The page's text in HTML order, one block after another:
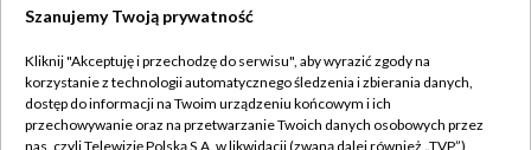
TVP
Abonament TVP
Regulamin TVP
Szanujemy Twoją prywatność
Kliknij "Akceptuję i przechodzę do serwisu", aby wyrazić zgody na
korzystanie z technologii automatycznego śledzenia i zbierania danych,
dostęp do informacji na Twoim urządzeniu końcowym i ich
przechowywanie oraz na przetwarzanie Twoich danych osobowych przez
nas, czyli Telewizję Polską S.A. w likwidacji (zwaną dalej również „TVP”),